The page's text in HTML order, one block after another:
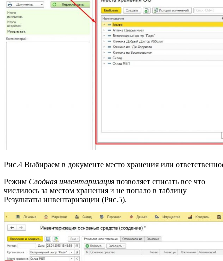
Рис.4 Выбираем в документе место хранения или
Режим Сводная инвентаризация позволяет списать все что
числилось за местом хранения и не попало в таблицу
Результаты инвентаризации (Рис.5).